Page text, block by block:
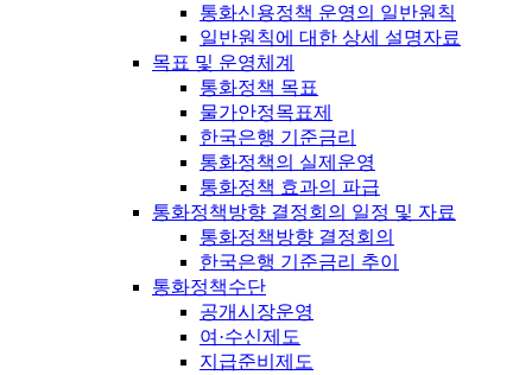
통화신용정책 운영의 일반원칙
일반원칙에 대한 상세 설명자료
목표 및 운영체계
통화정책 목표
물가안정목표제
한국은행 기준금리
통화정책의 실제운영
통화정책 효과의 파급
통화정책방향 결정회의 일정 및 자료
통화정책방향 결정회의
한국은행 기준금리 추이
통화정책수단
공개시장운영
여·수신제도
지급준비제도